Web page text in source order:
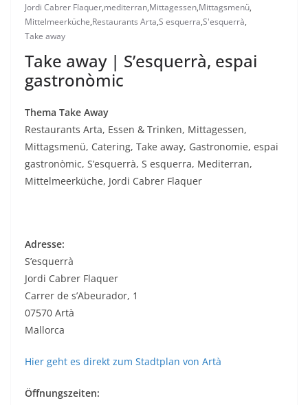
Jordi Cabrer Flaquer,mediterran,Mittagessen,Mittagsmenü,
Mittelmeerküche,Restaurants Arta,S esquerra,S'esquerrà,
Take away
Take away | S’esquerrà, espai
gastronòmic
Thema Take Away
Restaurants Arta, Essen & Trinken, Mittagessen,
Mittagsmenü, Catering, Take away, Gastronomie, espai
gastronòmic, S’esquerrà, S esquerra, Mediterran,
Mittelmeerküche, Jordi Cabrer Flaquer
Adresse:
S’esquerrà
Jordi Cabrer Flaquer
Carrer de s’Abeurador, 1
07570 Artà
Mallorca
Hier geht es direkt zum Stadtplan von Artà
Öffnungszeiten: